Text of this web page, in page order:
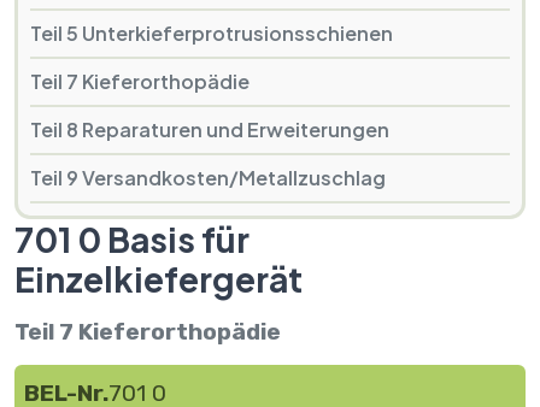
Teil 5 Unterkieferprotrusionsschienen
Teil 7 Kieferorthopädie
Teil 8 Reparaturen und Erweiterungen
Teil 9 Versandkosten/Metallzuschlag
701 0 Basis für
Einzelkiefergerät
Teil 7 Kieferorthopädie
BEL-Nr.701 0